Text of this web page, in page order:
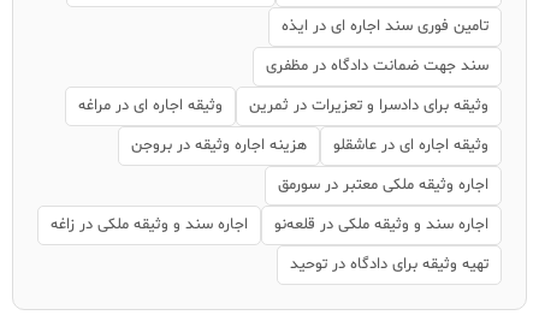
تامین فوری سند اجاره ای در ایذه
سند جهت ضمانت دادگاه در مظفری
وثیقه برای دادسرا و تعزیرات در ثمرین
وثیقه اجاره ای در مراغه
وثیقه اجاره ای در عاشقلو
هزینه اجاره وثیقه در بروجن
اجاره وثیقه ملکی معتبر در سورمق
اجاره سند و وثیقه ملکی در قلعه‌نو
اجاره سند و وثیقه ملکی در زاغه
تهیه وثیقه برای دادگاه در توحید